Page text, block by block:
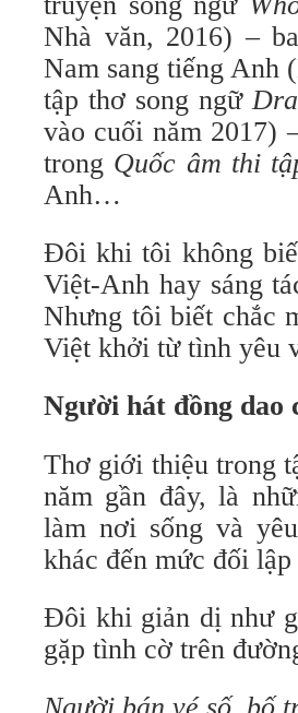
Nhà văn, 2016) –
Nam sang tiếng Anh
tập thơ song ngữ
vào cuối năm 2017)
trong Quốc âm thi
Anh…
Đôi khi tôi không
Việt-Anh hay sáng
Nhưng tôi biết chắc
Việt khởi từ tình yêu
Người hát đồng dao
Thơ giới thiệu trong
năm gần đây, là
làm nơi sống và
khác đến mức đối
Đôi khi giản dị như
gặp tình cờ trên